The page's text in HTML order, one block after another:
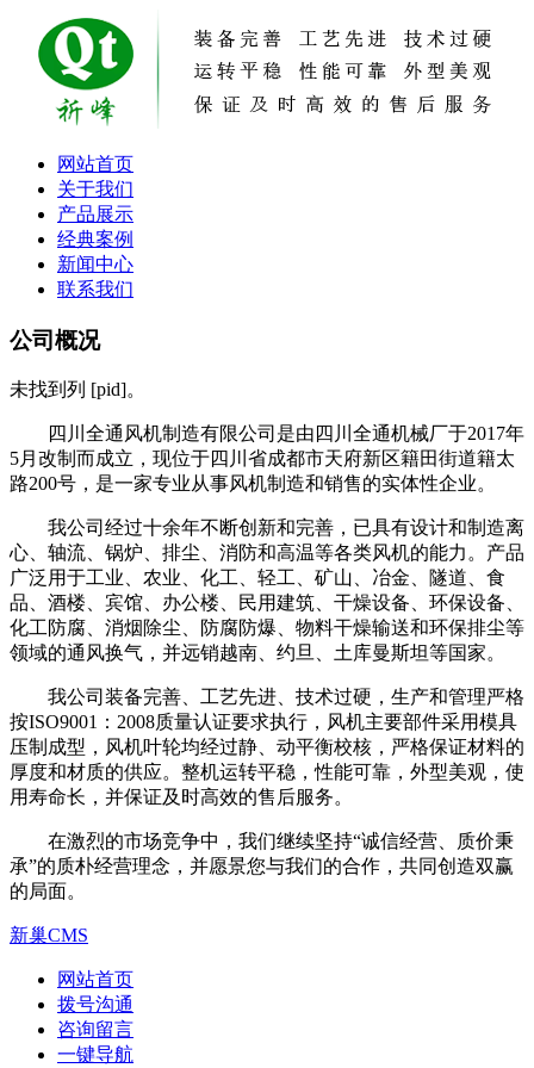
网站首页
关于我们
产品展示
经典案例
新闻中心
联系我们
公司概况
未找到列 [pid]。
四川全通风机制造有限公司 是由四川全通机械厂于2017年
5月改制而成立，现位于四川省成都市天府新区籍田街道籍太
路200号，是一家专业从事风机制造和销售的实体性企业。
我公司经过十余年不断创新和完善，已具有设计和制造离
心、轴流、锅炉、排尘、消防和高温等各类风机的能力。产品
广泛用于工业、农业、化工、轻工、矿山、冶金、隧道、食
品、酒楼、宾馆、办公楼、民用建筑、干燥设备、环保设备、
化工防腐、消烟除尘、防腐防爆、物料干燥输送和环保排尘等
领域的通风换气，并远销越南、约旦、土库曼斯坦等国家。
我公司装备完善、工艺先进、技术过硬，生产和管理严格
按ISO9001：2008质量认证要求执行，风机主要部件采用模具
压制成型，风机叶轮均经过静、动平衡校核，严格保证材料的
厚度和材质的供应。整机运转平稳，性能可靠，外型美观，使
用寿命长，并保证及时高效的售后服务。
在激烈的市场竞争中，我们继续坚持“诚信经营、质价秉
承”的质朴经营理念，并愿景您与我们的合作，共同创造双赢
的局面。
新巢CMS
网站首页
拨号沟通
咨询留言
一键导航